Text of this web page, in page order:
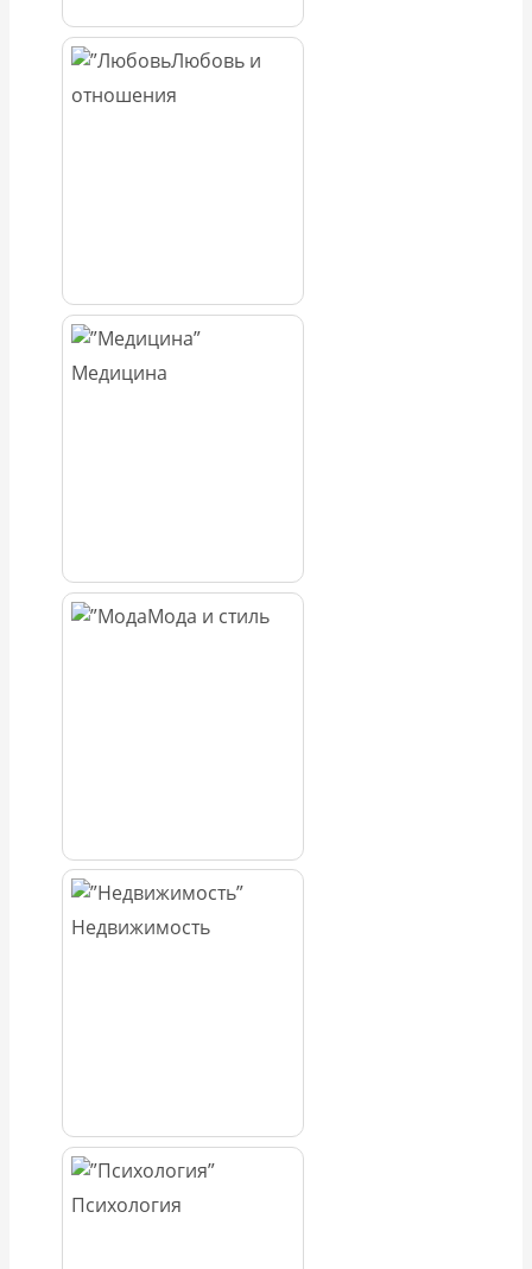
Любовь и
отношения
Медицина
Мода и стиль
Недвижимость
Психология